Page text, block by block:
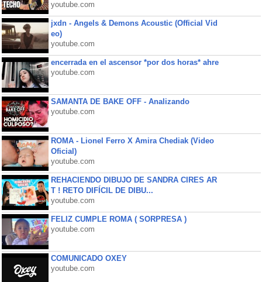
youtube.com
jxdn - Angels & Demons Acoustic (Official Vid
eo)
youtube.com
encerrada en el ascensor *por dos horas* ahre
youtube.com
SAMANTA DE BAKE OFF - Analizando
youtube.com
ROMA - Lionel Ferro X Amira Chediak (Video
Oficial)
youtube.com
REHACIENDO DIBUJO DE SANDRA CIRES AR
T ! RETO DIFÍCIL DE DIBU...
youtube.com
FELIZ CUMPLE ROMA ( SORPRESA )
youtube.com
COMUNICADO OXEY
youtube.com